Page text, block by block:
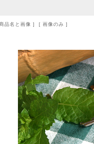
品名と画像 ] [ 画像のみ ]